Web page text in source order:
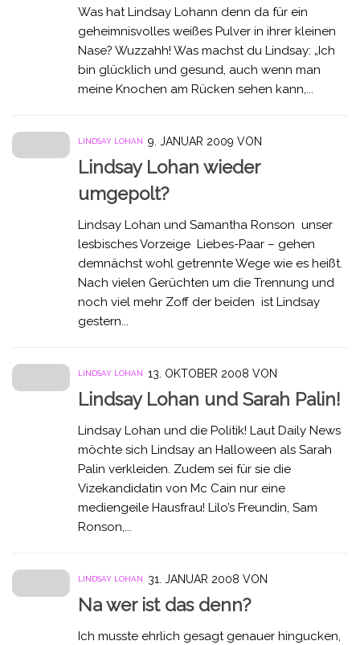
Was hat Lindsay Lohann denn da für ein
geheimnisvolles weißes Pulver in ihrer kleinen
Nase? Wuzzahh! Was machst du Lindsay: „Ich
bin glücklich und gesund, auch wenn man
meine Knochen am Rücken sehen kann,...
LINDSAY LOHAN 9. JANUAR 2009 VON
Lindsay Lohan wieder
umgepolt?
Lindsay Lohan und Samantha Ronson unser
lesbisches Vorzeige Liebes-Paar – gehen
demnächst wohl getrennte Wege wie es heißt.
Nach vielen Gerüchten um die Trennung und
noch viel mehr Zoff der beiden ist Lindsay
gestern...
LINDSAY LOHAN 13. OKTOBER 2008 VON
Lindsay Lohan und Sarah Palin!
Lindsay Lohan und die Politik! Laut Daily News
möchte sich Lindsay an Halloween als Sarah
Palin verkleiden. Zudem sei für sie die
Vizekandidatin von Mc Cain nur eine
mediengeile Hausfrau! Lilo’s Freundin, Sam
Ronson,...
LINDSAY LOHAN 31. JANUAR 2008 VON
Na wer ist das denn?
Ich musste ehrlich gesagt genauer hingucken,